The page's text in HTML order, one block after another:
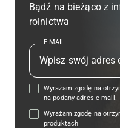
Bądź na bieżąco z
rolnictwa
E-MAIL
Wyrażam zgodę na
na podany adres e-mail.
Wyrażam zgodę na
produktach